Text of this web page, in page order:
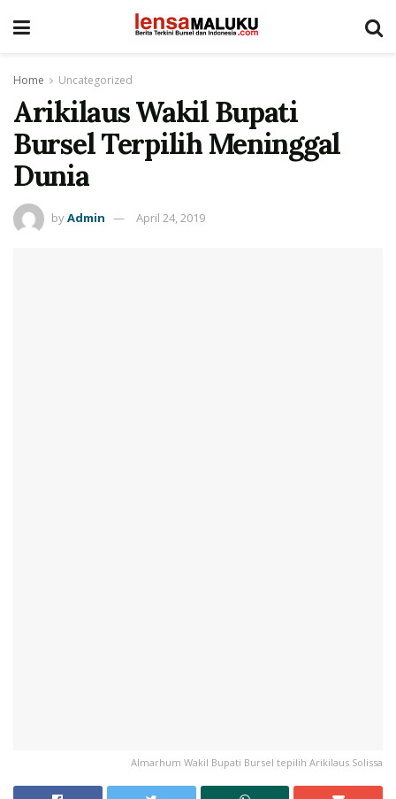
Home Uncategorized
Arikilaus Wakil Bupati
Bursel Terpilih Meninggal
Dunia
byAdmin April 24, 2019
Almarhum Wakil Bupati Bursel tepilih Arikilaus Solissa